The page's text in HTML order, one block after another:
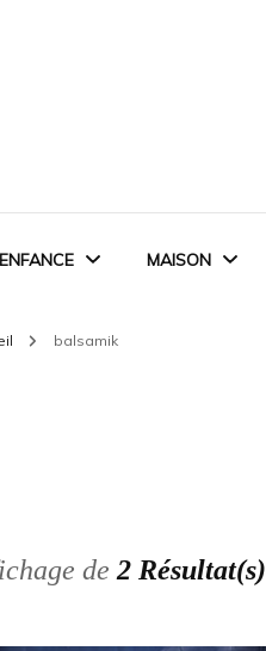
ENFANCE MAISON
balsamik
de 2 Résultat(s)